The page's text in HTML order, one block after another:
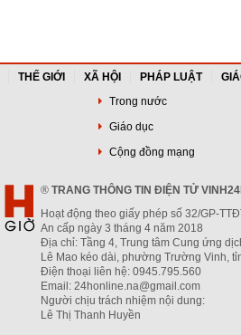
THẾ GIỚI XÃ HỘI PHÁP LUẬT
Trong nước
Giáo dục
Cộng đồng mạng
® TRANG THÔNG TIN ĐIỆN TỬ
Hoạt động theo giấy phép số 32/GP-
An cấp ngày 3 tháng 4 năm 2018
Địa chỉ: Tầng 4, Trung tâm Cung ứng
Lê Mao kéo dài, phường Trường Vinh,
Điện thoại liên hệ: 0945.795.560
Email: 24honline.na@gmail.com
Người chịu trách nhiệm nội dung:
Lê Thị Thanh Huyền